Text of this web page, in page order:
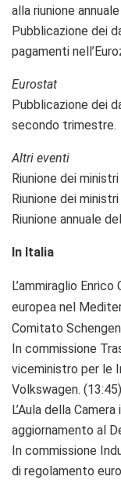
alla riunione
Pubblicazione dei
pagamenti
Eurostat
Pubblicazione dei
secondo trimestre.
Altri eventi
Riunione dei
Riunione dei
Riunione annuale
In Italia
L’ammiraglio
europea nel
Comitato
In commissione
viceministro per le
Volkswagen. (13:45)
L’Aula della
aggiornamento al
In commissione
di regolamento